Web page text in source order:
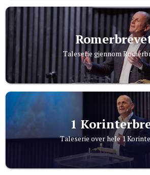
Taleserie gjennom
1
Taleserie over hele 1